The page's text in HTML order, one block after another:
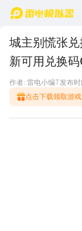
首页
城主别慌张
新可用兑换
作者: 雷电小编T发布
点击下载领取游